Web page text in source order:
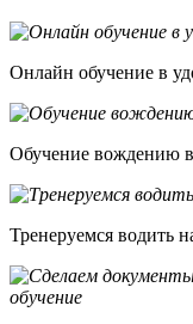
Онлайн обучение в
Обучение вождению
Тренеруемся водить